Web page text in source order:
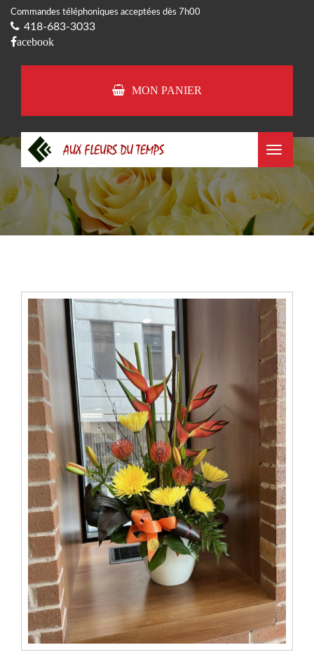
Commandes téléphoniques acceptées dès 7h00
418-683-3033
acebook
MON PANIER
Toggle